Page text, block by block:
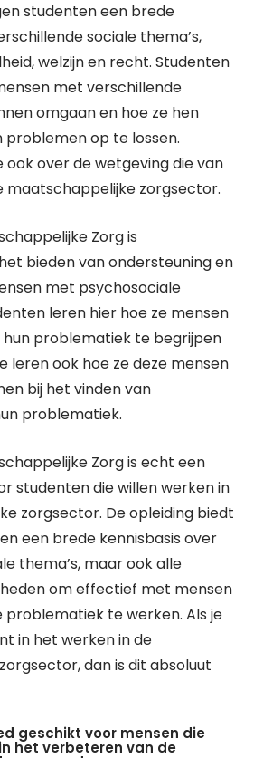
studenten een brede
sociale thema’s,
welzijn en recht. Studenten
met verschillende
omgaan en hoe ze hen
problemen op te lossen.
ook over de wetgeving die van
maatschappelijke zorgsector.
Zorg is
bieden van ondersteuning en
met psychosociale
leren hier hoe ze mensen
problematiek te begrijpen
leren ook hoe ze deze mensen
bij het vinden van
problematiek.
Zorg is echt een
studenten die willen werken in
zorgsector. De opleiding biedt
een brede kennisbasis over
thema’s, maar ook alle
om effectief met mensen
te werken. Als je
in het werken in de
dan is dit absoluut
geschikt voor mensen die
het verbeteren van de